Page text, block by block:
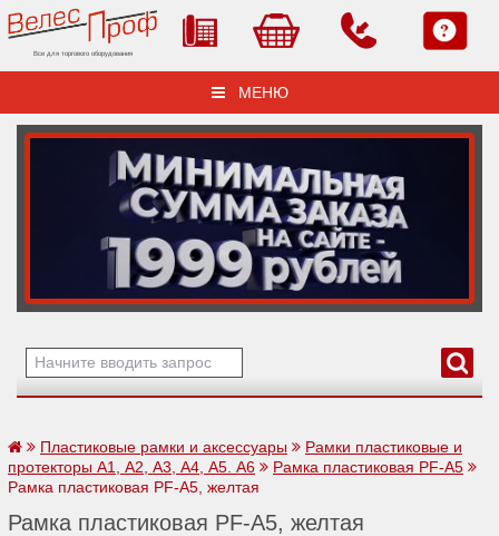
Все для торгового оборудования
МЕНЮ
Пластиковые рамки и аксессуары
Рамки пластиковые и
протекторы А1, А2, А3, А4, А5. А6
Рамка пластиковая PF-А5
Рамка пластиковая PF-А5, желтая
Рамка пластиковая PF-А5, желтая